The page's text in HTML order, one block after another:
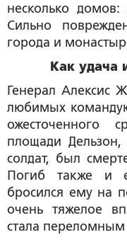
несколько
Сильно
города и
Как удача
Генерал Алексис
любимых
ожесточенного
площади
солдат, был
Погиб также и
бросился ему на
очень тяжелое
стала